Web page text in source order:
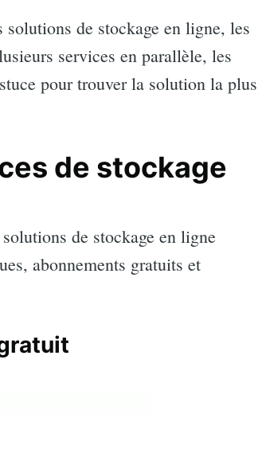
de stockage en ligne, les
services en parallèle, les
pour trouver la solution la plus
de stockage
de stockage en ligne
abonnements gratuits et